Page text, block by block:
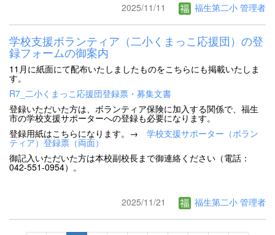
2025/11/11
福生第二小 管理者
学校支援ボランティア（二小くまっこ応援団）の登
録フォームの御案内
11月に紙面にて配布いたしましたものをこちらにも掲載いたしま
す。
R7_二小くまっこ応援団登録票・募集文書
登録いただいた方は、ボランティア保険に加入する関係で、福生
市の学校支援サポーターへの登録も必要になります。
登録用紙はこちらになります。→ 学校支援サポーター（ボラン
ティア）登録票（両面）
御記入いただいた方は本校副校長まで御連絡ください（電話：
042-551-0954）。
2025/11/21 福生第二小 管理者